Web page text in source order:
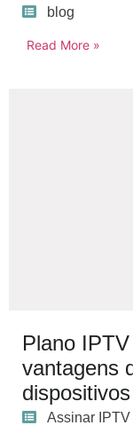
blog
Read More »
Plano
vantagens
Assinar IPTV